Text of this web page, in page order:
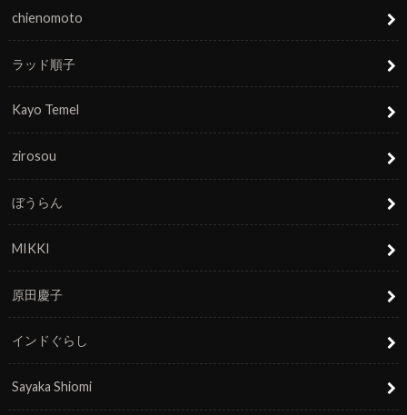
chienomoto
ラッド順子
Kayo Temel
zirosou
ぼうらん
MIKKI
原田慶子
インドぐらし
Sayaka Shiomi